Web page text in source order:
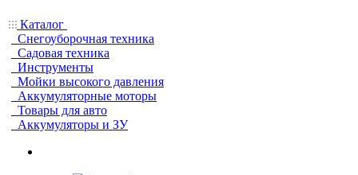
Каталог
Снегоуборочная техника
Садовая техника
Инструменты
Мойки высокого давления
Аккумуляторные моторы
Товары для авто
Аккумуляторы и ЗУ